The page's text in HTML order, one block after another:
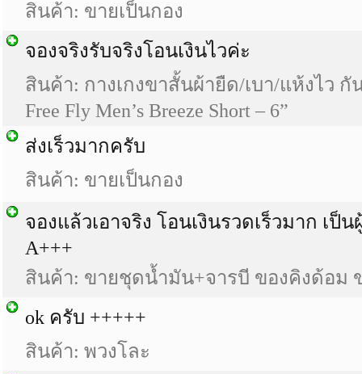
สินค้า: ขายเป็นกอง
จองจริงรับจริงโอนเงินไวค่ะ
สินค้า: กางเกงขาสั้นผ้ายืด/เบา/แห้งไว กั
Free Fly Men’s Breeze Short – 6”
ส่งเร็วมากครับ
สินค้า: ขายเป็นกอง
จองแล้วเอาจริง โอนเงินรวดเร็วมาก เป็
A+++
สินค้า: ขายชุดน้ำมัน+จารบี ของคิงด้อม
ok ครับ +++++
สินค้า: พวงโละ